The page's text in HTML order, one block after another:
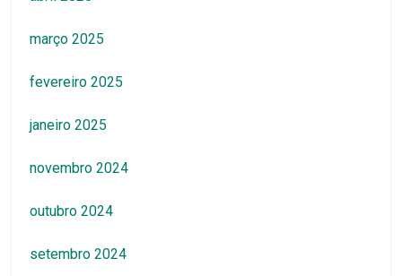
março 2025
fevereiro 2025
janeiro 2025
novembro 2024
outubro 2024
setembro 2024